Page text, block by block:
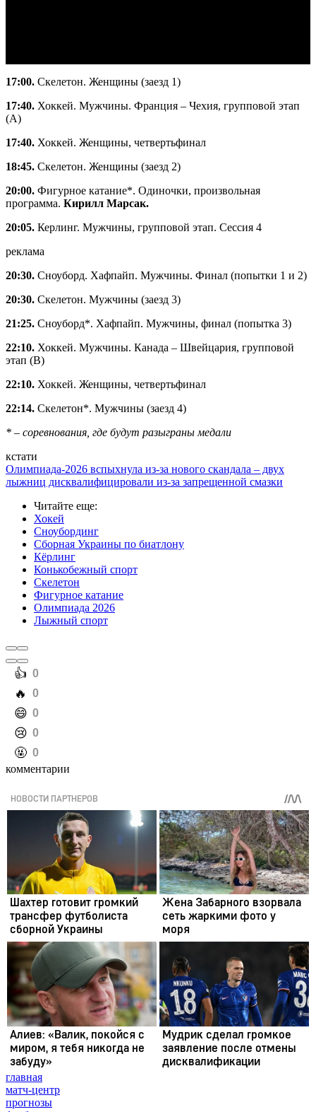
17:00. Скелетон. Женщины (заезд 1)
17:40. Хоккей. Мужчины. Франция – Чехия, групповой этап
(A)
17:40. Хоккей. Женщины, четвертьфинал
18:45. Скелетон. Женщины (заезд 2)
20:00. Фигурное катание*. Одиночки, произвольная
программа. Кирилл Марсак.
20:05. Керлинг. Мужчины, групповой этап. Сессия 4
реклама
20:30. Сноуборд. Хафпайп. Мужчины. Финал (попытки 1 и 2)
20:30. Скелетон. Мужчины (заезд 3)
21:25. Сноуборд*. Хафпайп. Мужчины, финал (попытка 3)
22:10. Хоккей. Мужчины. Канада – Швейцария, групповой
этап (B)
22:10. Хоккей. Женщины, четвертьфинал
22:14. Скелетон*. Мужчины (заезд 4)
* – соревнования, где будут разыграны медали
кстати
Олимпиада-2026 вспыхнула из-за нового скандала – двух
лыжниц дисквалифицировали из-за запрещенной смазки
Читайте еще:
Хокей
Сноубординг
Сборная Украины по биатлону
Кёрлинг
Конькобежный спорт
Скелетон
Фигурное катание
Олимпиада 2026
Лыжный спорт
️👍 0
️🔥 0
️😄 0
️😢 0
️🤬 0
комментарии
главная
матч-центр
прогнозы